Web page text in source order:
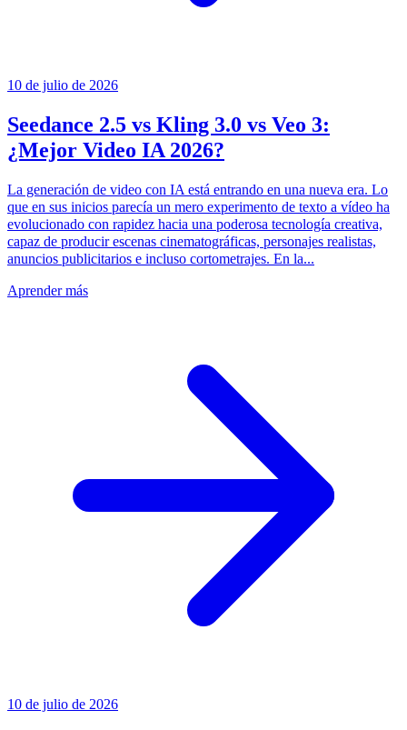
10 de julio de 2026
Seedance 2.5 vs Kling 3.0 vs Veo 3:
¿Mejor Video IA 2026?
La generación de video con IA está entrando en una nueva era. Lo
que en sus inicios parecía un mero experimento de texto a vídeo ha
evolucionado con rapidez hacia una poderosa tecnología creativa,
capaz de producir escenas cinematográficas, personajes realistas,
anuncios publicitarios e incluso cortometrajes. En la...
Aprender más
10 de julio de 2026